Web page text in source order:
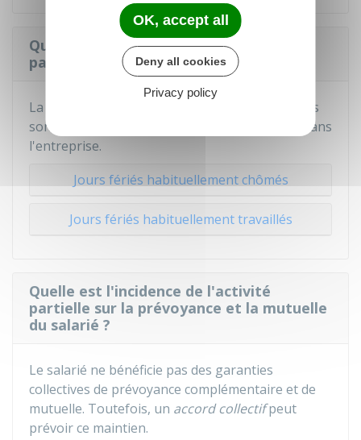
Quelle est l'incidence de l'activité
partielle sur les jours fériés du salarié ?
La rémunération varie selon que les jours fériés
sont
dans
l'entreprise.
Jours fériés habituellement chômés
Jours fériés habituellement travaillés
Quelle est l'incidence de l'activité
partielle sur la prévoyance et la mutuelle
du salarié ?
Le salarié ne bénéficie pas des garanties
collectives de prévoyance complémentaire et de
mutuelle. Toutefois, un accord collectifpeut
prévoir ce maintien.
OK, accept all
Deny all cookies
Privacy policy